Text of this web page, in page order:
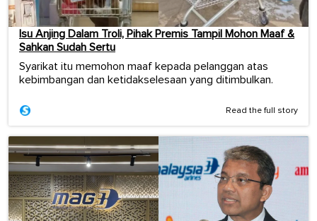
Isu Anjing Dalam Troli, Pihak Premis Tampil Mohon Maaf &
Sahkan Sudah Sertu
Syarikat itu memohon maaf kepada pelanggan atas
kebimbangan dan ketidakselesaan yang ditimbulkan.
Read the full story